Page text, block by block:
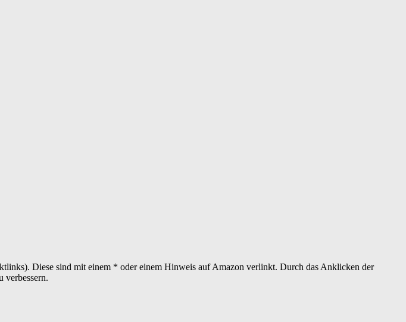
Diese sind mit einem * oder einem Hinweis auf Amazon verlinkt. Durch das Anklicken der
verbessern.